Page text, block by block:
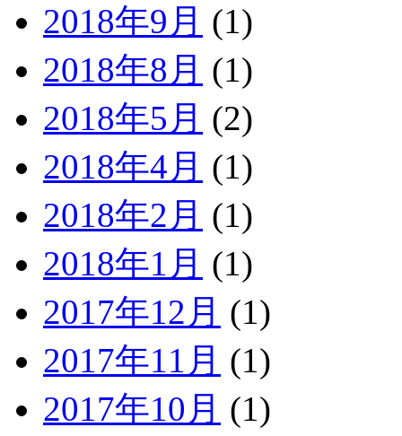
2018年9月 (1)
2018年8月 (1)
2018年5月 (2)
2018年4月 (1)
2018年2月 (1)
2018年1月 (1)
2017年12月 (1)
2017年11月 (1)
2017年10月 (1)